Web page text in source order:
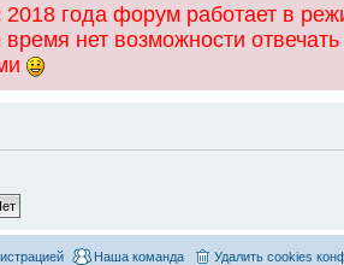
года форум работает в
нет возможности
Удалить cookies
Наша команда